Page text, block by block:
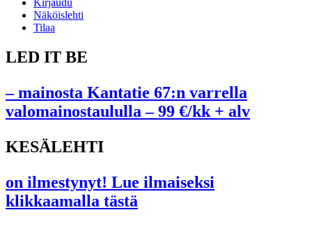
Kirjaudu
Näköislehti
Tilaa
LED IT BE
– mainosta Kantatie 67:n varrella
valomainostaululla – 99 €/kk + alv
KESÄLEHTI
on ilmestynyt! Lue ilmaiseksi
klikkaamalla tästä